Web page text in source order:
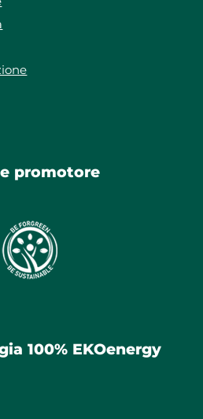
promotore
100% EKOenergy